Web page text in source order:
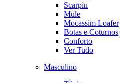
Scarpin
Mule
Mocassim Loafer
Botas e Coturnos
Conforto
Ver Tudo
Masculino